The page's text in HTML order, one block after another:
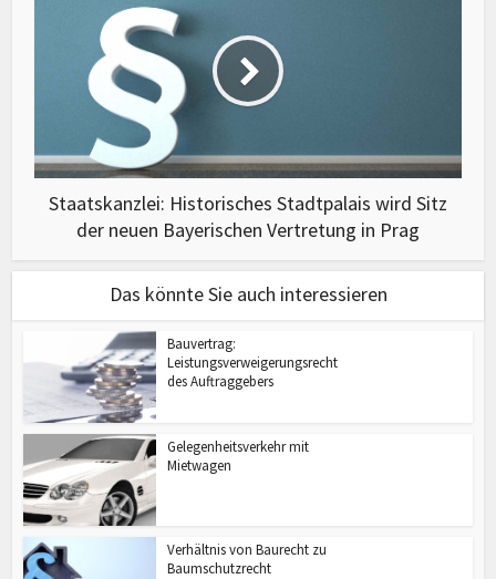
Staatskanzlei: Historisches Stadtpalais wird Sitz
der neuen Bayerischen Vertretung in Prag
Das könnte Sie auch interessieren
Bauvertrag:
Leistungsverweigerungsrecht
des Auftraggebers
Gelegenheitsverkehr mit
Mietwagen
Verhältnis von Baurecht zu
Baumschutzrecht